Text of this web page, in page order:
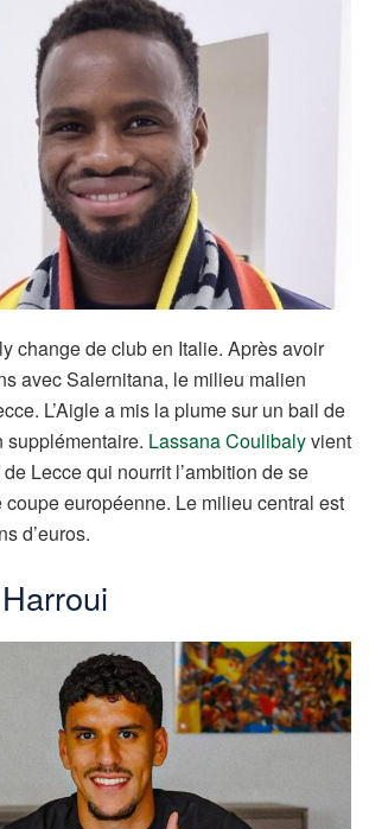
change de club en Italie. Après avoir
avec Salernitana, le milieu malien
L’Aigle a mis la plume sur un bail de
supplémentaire. Lassana Coulibalyvient
de Lecce qui nourrit l’ambition de se
européenne. Le milieu central est
d’euros.